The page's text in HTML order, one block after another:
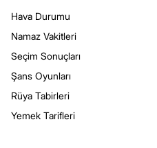
Hava Durumu
Namaz Vakitleri
Seçim Sonuçları
Şans Oyunları
Rüya Tabirleri
Yemek Tarifleri